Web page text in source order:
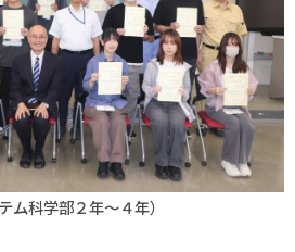
ム科学部２年～４年）